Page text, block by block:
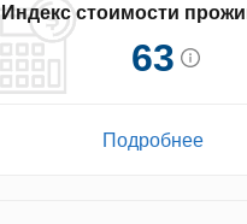
Индекс стоимости
63
Подробнее